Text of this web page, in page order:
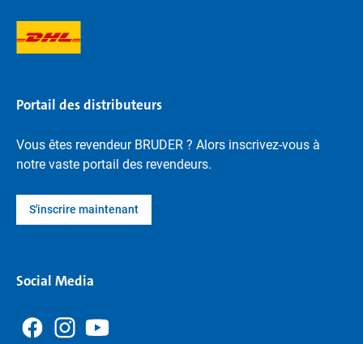
Portail des distributeurs
Vous êtes revendeur BRUDER ? Alors inscrivez-vous à
notre vaste portail des revendeurs.
S'inscrire maintenant
Social Media